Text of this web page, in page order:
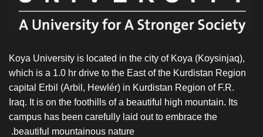
Koya University is located in the city of Koya (Koysinjaq),
which is a 1.0 hr drive to the East of the Kurdistan Region
capital Erbil (Arbil, Hewlér) in Kurdistan Region of F.R.
Iraq. It is on the foothills of a beautiful high mountain. Its
campus has been carefully laid out to embrace the
beautiful mountainous nature.